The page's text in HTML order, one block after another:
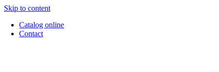
Skip to content
Catalog online
Contact